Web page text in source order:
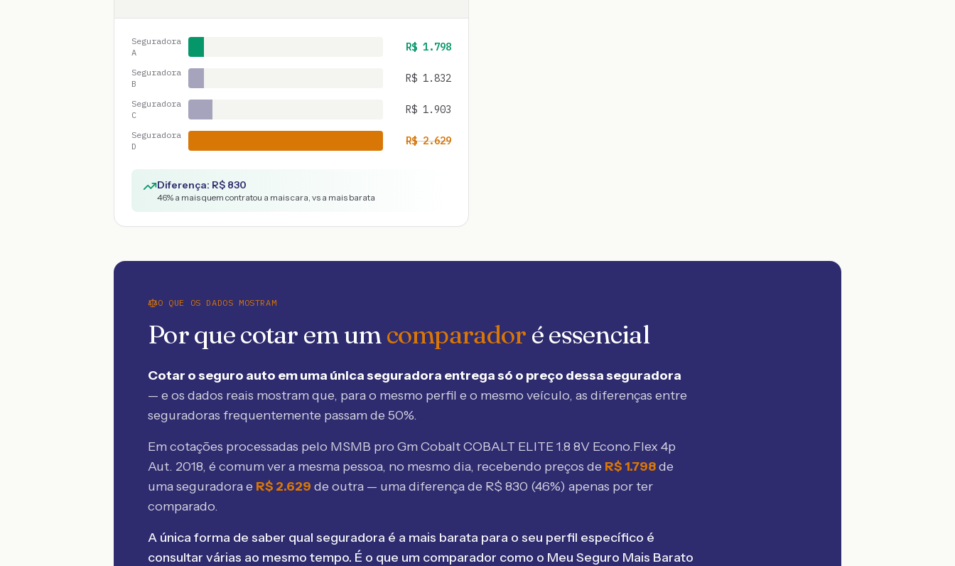
Seguradora
A
R$ 1.798
Seguradora
B
R$ 1.832
Seguradora
C
R$ 1.903
Seguradora
D
R$2.629
Diferença: R$ 830
46% a mais quem contratou a mais cara, vs a mais barata
O QUE OS DADOS MOSTRAM
Por que cotar em umcomparador é essencial
Cotar o seguro auto em uma única seguradora entrega só o preço dessa seguradora
— e os dados reais mostram que, para o mesmo perfil e o mesmo veículo, as diferenças entre
seguradoras frequentemente passam de 50%.
Em cotações processadas pelo MSMB pro Gm Cobalt COBALT ELITE 1.8 8V Econo.Flex 4p
Aut. 2018, é comum ver a mesma pessoa, no mesmo dia, recebendo preços de R$ 1.798de
uma seguradora e R$ 2.629 de outra — uma diferença de R$ 830 (46%) apenas por ter
comparado.
A única forma de saber qual seguradora é a mais barata para o seu perfil específico é
consultar várias ao mesmo tempo. É o que um comparador como o Meu Seguro Mais Barato